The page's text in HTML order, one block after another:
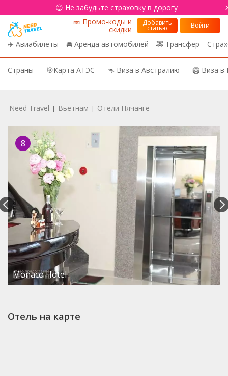
😊 Не забудьте страховку в дорогу
✈️ Авиабилеты 🚘 Аренда автомобилей 🚕 Трансфер
🎫 Промо-коды и
скидки
Добавить
статью Войти
Страны 🎯Карта АТЭС 🦘 Виза в Австралию 🥝 Виза
Need Travel | Вьетнам | Отели Нячанге
8
Monaco Hotel
Отель на карте